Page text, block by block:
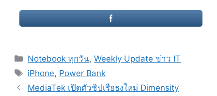
Categories
Notebook ทุกวัน,Weekly Update ข่าว IT
Tags
iPhone, Power Bank
PostMediaTek เปิดตัวชิปเรือธงใหม่ Dimensity